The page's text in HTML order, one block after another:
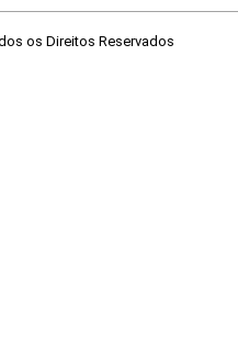
os Direitos Reservados